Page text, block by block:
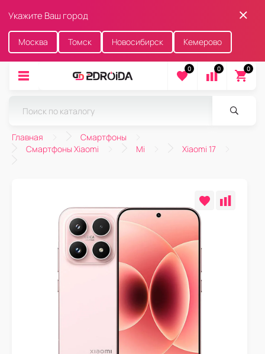
Укажите Ваш город
Москва Томск Новосибирск Кемерово
0 0 0
Главная
Смартфоны
Смартфоны Xiaomi
Mi Xiaomi 17